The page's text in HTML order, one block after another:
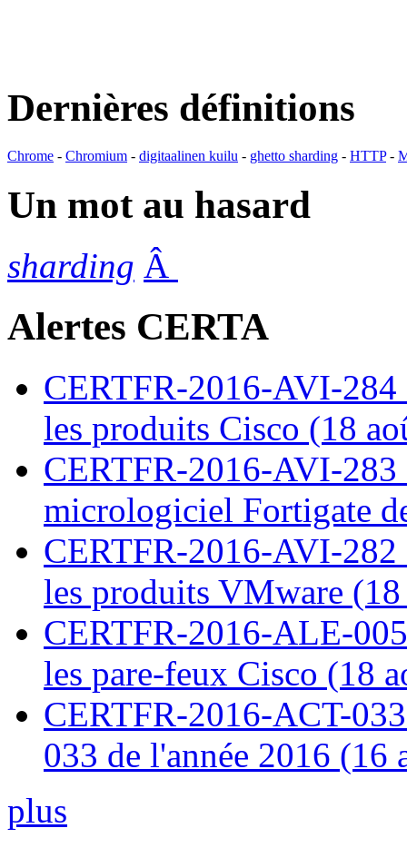
Dernières définitions
Chrome - Chromium - digitaalinen kuilu - ghetto sharding - HTTP-
Un mot au hasard
sharding Â
Alertes CERTA
CERTFR-2016-AVI-
les produits Cisco (18
CERTFR-2016-AVI-
micrologiciel Fortigate
CERTFR-2016-AVI-
les produits VMware
CERTFR-2016-ALE-
les pare-feux Cisco (18
CERTFR-2016-ACT-
033 de l'année 2016 (16
plus